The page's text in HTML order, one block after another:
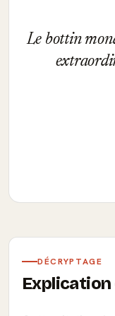
Le bottin
DÉCRYPTAGE